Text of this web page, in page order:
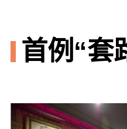
首例“套